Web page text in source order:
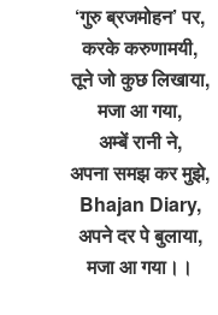
‘गुरु ब्रजमोहन’ पर,
करके करुणामयी,
तूने जो कुछ लिखाया,
मजा आ गया,
अम्बें रानी ने,
अपना समझ कर मुझे,
Bhajan Diary,
अपने दर पे बुलाया,
मजा आ गया।।